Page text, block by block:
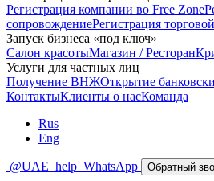
Регистрация компании во Free Zone
сопровождениеРегистрация
Запуск бизнеса «под ключ»
Салон красотыМагазин / Ресторан
Услуги для частных лиц
Получение ВНЖОткрытие
КонтактыКлиенты о насКоманда
Rus
Eng
@UAE_help WhatsApp Обратный